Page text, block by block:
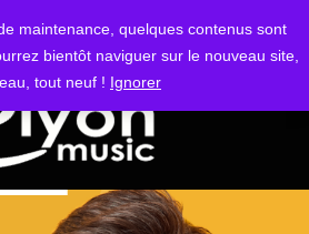
maintenance, quelques contenus sont
bientôt naviguer sur le nouveau site,
tout neuf ! Ignorer
S'IDENTIFIER